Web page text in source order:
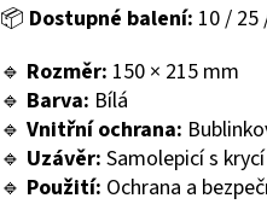
📦 Dostupné balení: 10 / 25
🔹 Rozměr: 150 × 215 mm
🔹 Barva: Bílá
🔹Vnitřní ochrana:
🔹 Uzávěr: Samolepicí s
🔹 Použití: Ochrana a